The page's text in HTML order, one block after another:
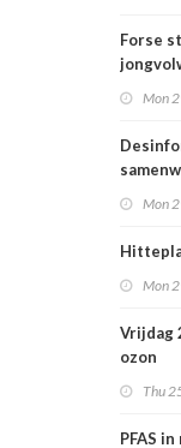
Forse
Mon
Mon
Mon
Vrijdag
ozon
Thu
PFAS